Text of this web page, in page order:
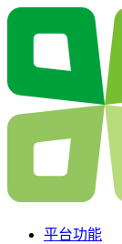
平台功能